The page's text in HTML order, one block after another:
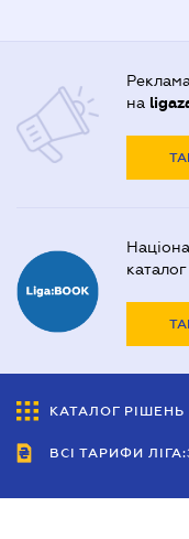
на
КАТАЛОГ РІШЕНЬ
ВСІ ТАРИФИ